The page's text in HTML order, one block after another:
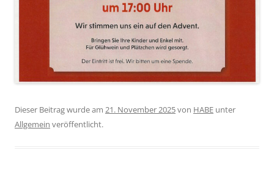
Dieser Beitrag wurde am 21. November 2025von HABE unter
Allgemein veröffentlicht.